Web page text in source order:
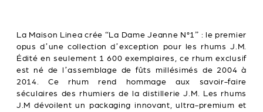
La Maison Linea crée “La Dame Jeanne N°1” : le premier
opus d’une collection d’exception pour les rhums J.M.
Édité en seulement 1 600 exemplaires, ce rhum exclusif
est né de l’assemblage de fûts millésimés de 2004 à
2014. Ce rhum rend hommage aux savoir-faire
séculaires des rhumiers de la distillerie J.M. Les rhums
J.M dévoilent un packaging innovant, ultra-premium et